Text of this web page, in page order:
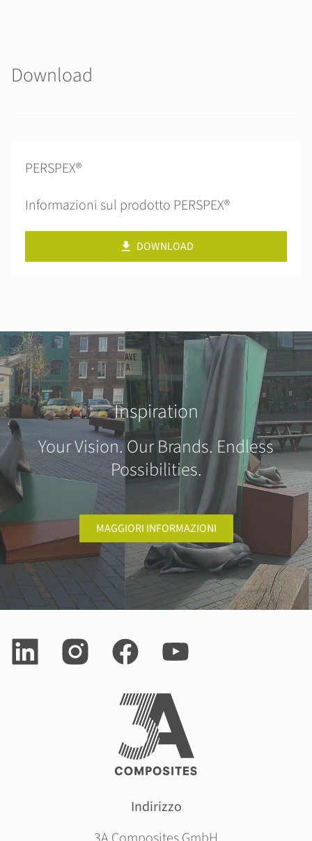
Download
PERSPEX®
Informazioni sul prodotto PERSPEX®
DOWNLOAD
Inspiration
Your Vision. Our Brands. Endless
Possibilities.
MAGGIORI INFORMAZIONI
Indirizzo